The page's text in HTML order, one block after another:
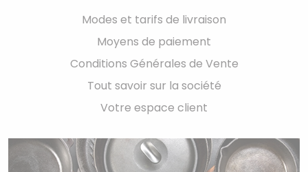
Modes et tarifs de livraison
Moyens de paiement
Conditions Générales de Vente
Tout savoir sur la société
Votre espace client